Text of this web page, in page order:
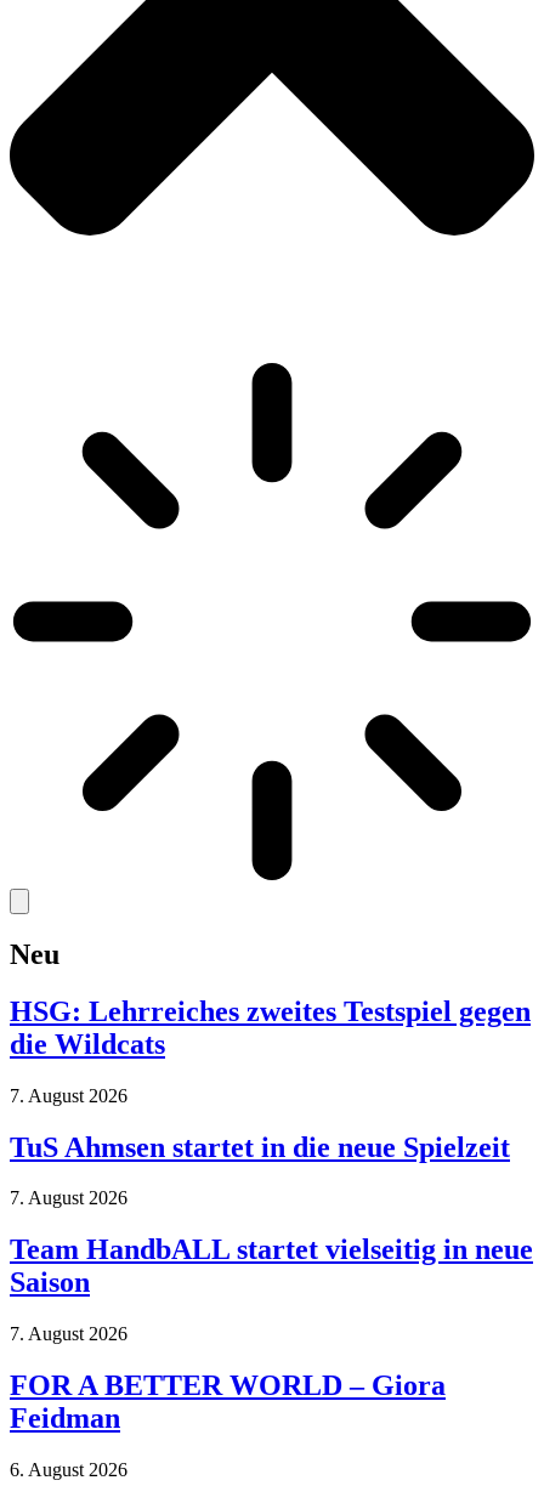
Neu
HSG: Lehrreiches zweites Testspiel gegen
die Wildcats
7. August 2026
TuS Ahmsen startet in die neue Spielzeit
7. August 2026
Team HandbALL startet vielseitig in neue
Saison
7. August 2026
FOR A BETTER WORLD – Giora
Feidman
6. August 2026